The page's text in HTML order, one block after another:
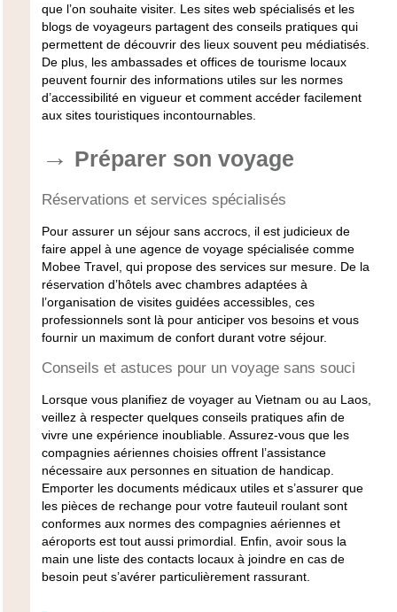
que l’on souhaite visiter. Les sites web spécialisés et les
blogs de voyageurs partagent des conseils pratiques qui
permettent de découvrir des lieux souvent peu médiatisés.
De plus, les ambassades et offices de tourisme locaux
peuvent fournir des informations utiles sur les normes
d’accessibilité en vigueur et comment accéder facilement
aux sites touristiques incontournables.
Préparer son voyage
Réservations et services spécialisés
Pour assurer un séjour sans accrocs, il est judicieux de
faire appel à une agence de voyage spécialisée comme
Mobee Travel, qui propose des services sur mesure. De la
réservation d’hôtels avec chambres adaptées à
l’organisation de visites guidées accessibles, ces
professionnels sont là pour anticiper vos besoins et vous
fournir un maximum de confort durant votre séjour.
Conseils et astuces pour un voyage sans souci
Lorsque vous planifiez de voyager au Vietnam ou au Laos,
veillez à respecter quelques conseils pratiques afin de
vivre une expérience inoubliable. Assurez-vous que les
compagnies aériennes choisies offrent l’assistance
nécessaire aux personnes en situation de handicap.
Emporter les documents médicaux utiles et s’assurer que
les pièces de rechange pour votre fauteuil roulant sont
conformes aux normes des compagnies aériennes et
aéroports est tout aussi primordial. Enfin, avoir sous la
main une liste des contacts locaux à joindre en cas de
besoin peut s’avérer particulièrement rassurant.